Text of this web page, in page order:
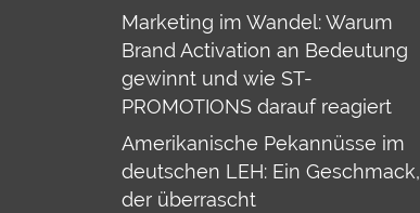
Marketing im Wandel: Warum
Brand Activation an Bedeutung
gewinnt und wie ST-
PROMOTIONS darauf reagiert
Amerikanische Pekannüsse im
deutschen LEH: Ein Geschmack,
der überrascht